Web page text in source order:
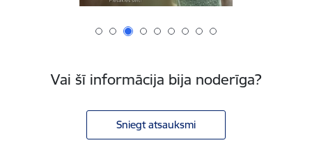
Vai šī informācija bija noderīga?
Sniegt atsauksmi